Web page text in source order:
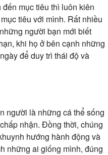
mục tiêu thì luôn kiên
tiêu với mình. Rất nhiều
người bạn mới biết
khi họ ở bên cạnh những
để duy trì thái độ và
người là những cá thể sống
nhận. Đồng thời, chúng
hướng hành động và
những ai giống mình, đúng